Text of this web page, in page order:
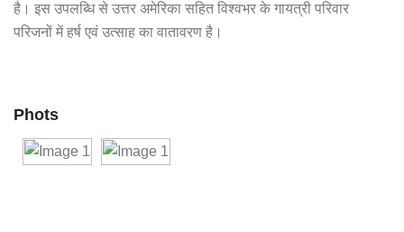
है। इस उपलब्धि से उत्तर अमेरिका सहित विश्वभर के गायत्री परिवार
परिजनों में हर्ष एवं उत्साह का वातावरण है।
Phots